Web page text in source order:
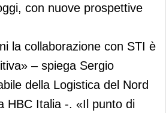
con nuove prospettive
la collaborazione con STI è
– spiega Sergio
della Logistica del Nord
HBC Italia -. «Il punto di